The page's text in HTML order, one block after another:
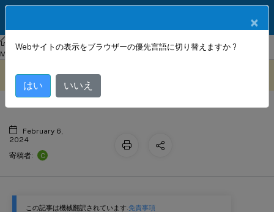
NetScalerConsole on-prem
NetScaler Application Delivery
Management 14.1
この記事は機械翻訳されています.免責事項
翻訳されています。
repeat構造
February 6,
2024
寄稿者:
C
×
Webサイトの表示をブラウザーの優先言語に切り替えますか ?
はい いいえ